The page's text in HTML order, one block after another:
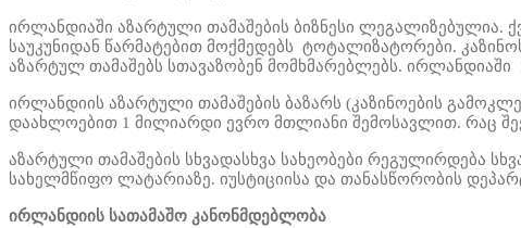
ირლანდიაში აზარტული თამაშების ბიზნესი ლეგალიზებულია.
საუკუნიდან წარმატებით მოქმედებს ტოტალიზატორები.
აზარტულ თამაშებს სთავაზობენ მომხმარებლებს.
ირლანდიის აზარტული თამაშების ბაზარს (კაზინოების
დაახლოებით 1 მილიარდი ევრო მთლიანი შემოსავლით. რაც
აზარტული თამაშების სხვადასხვა სახეობები რეგულირდება
სახელმწიფო ლატარიაზე. იუსტიციისა და თანასწორობის
ირლანდიის სათამაშო კანონმდებლობა